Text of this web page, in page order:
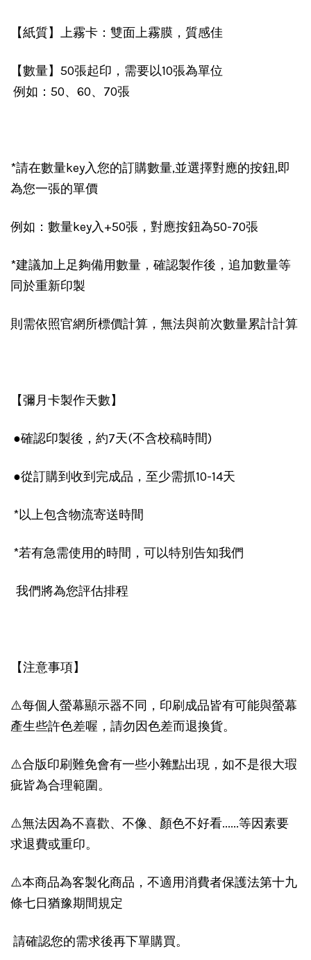
【紙質】上霧卡：雙面上霧膜，質感佳
【數量】50張起印，需要以10張為單位
例如：50、60、70張
*請在數量key入您的訂購數量,並選擇對應的按鈕,即
為您一張的單價
例如：數量key入+50張，對應按鈕為50-70張
*建議加上足夠備用數量，確認製作後，追加數量等
同於重新印製
則需依照官網所標價計算，無法與前次數量累計計算
【彌月卡製作天數】
●確認印製後，約7天(不含校稿時間)
●從訂購到收到完成品，至少需抓10-14天
*以上包含物流寄送時間
*若有急需使用的時間，可以特別告知我們
我們將為您評估排程
【注意事項】
⚠️每個人螢幕顯示器不同，印刷成品皆有可能與螢幕
產生些許色差喔，請勿因色差而退換貨。
⚠️合版印刷難免會有一些小雜點出現，如不是很大瑕
疵皆為合理範圍。
⚠️無法因為不喜歡、不像、顏色不好看......等因素要
求退費或重印。
⚠️本商品為客製化商品，不適用消費者保護法第十九
條七日猶豫期間規定
請確認您的需求後再下單購買。